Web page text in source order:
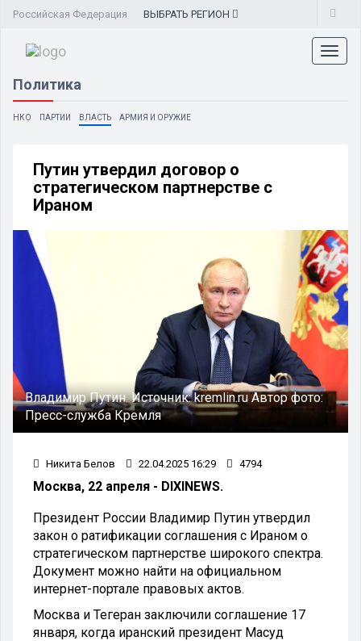
Российская Федерация ВЫБРАТЬ РЕГИОН
Политика
НКО ПАРТИИ ВЛАСТЬ АРМИЯ И ОРУЖИЕ
Путин утвердил договор о
стратегическом партнерстве с
Ираном
Владимир Путин.Источник:kremlin.ruАвтор фото:
Пресс-служба Кремля
Никита Белов 22.04.2025 16:29 4794
Москва, 22 апреля - DIXINEWS.
Президент России Владимир Путин утвердил
закон о ратификации соглашения с Ираном о
стратегическом партнерстве широкого спектра.
Документ можно найти на официальном
интернет-портале правовых актов.
Москва и Тегеран заключили соглашение 17
января, когда иранский президент Масуд